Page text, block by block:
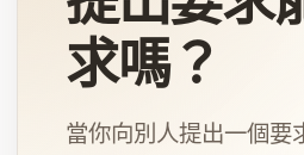
求嗎？
當你向別人提出一個要